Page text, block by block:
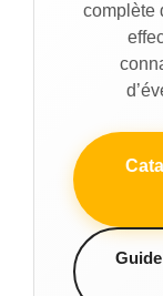
complète